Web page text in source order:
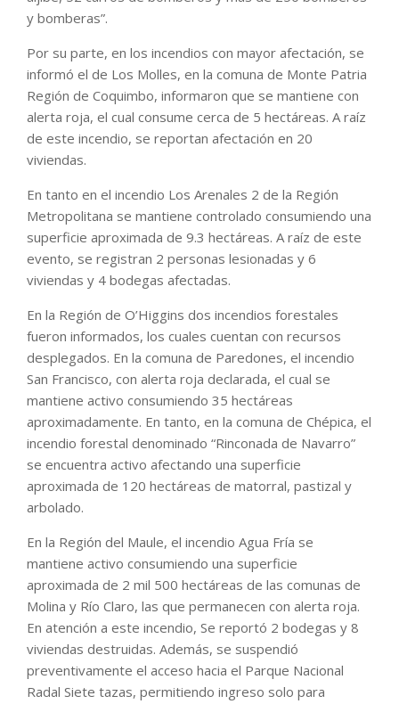
y bomberas”.
Por su parte, en los incendios con mayor afectación, se
informó el de Los Molles, en la comuna de Monte Patria
Región de Coquimbo, informaron que se mantiene con
alerta roja, el cual consume cerca de 5 hectáreas. A raíz
de este incendio, se reportan afectación en 20
viviendas.
En tanto en el incendio Los Arenales 2 de la Región
Metropolitana se mantiene controlado consumiendo una
superficie aproximada de 9.3 hectáreas. A raíz de este
evento, se registran 2 personas lesionadas y 6
viviendas y 4 bodegas afectadas.
En la Región de O’Higgins dos incendios forestales
fueron informados, los cuales cuentan con recursos
desplegados. En la comuna de Paredones, el incendio
San Francisco, con alerta roja declarada, el cual se
mantiene activo consumiendo 35 hectáreas
aproximadamente. En tanto, en la comuna de Chépica, el
incendio forestal denominado “Rinconada de Navarro”
se encuentra activo afectando una superficie
aproximada de 120 hectáreas de matorral, pastizal y
arbolado.
En la Región del Maule, el incendio Agua Fría se
mantiene activo consumiendo una superficie
aproximada de 2 mil 500 hectáreas de las comunas de
Molina y Río Claro, las que permanecen con alerta roja.
En atención a este incendio, Se reportó 2 bodegas y 8
viviendas destruidas. Además, se suspendió
preventivamente el acceso hacia el Parque Nacional
Radal Siete tazas, permitiendo ingreso solo para